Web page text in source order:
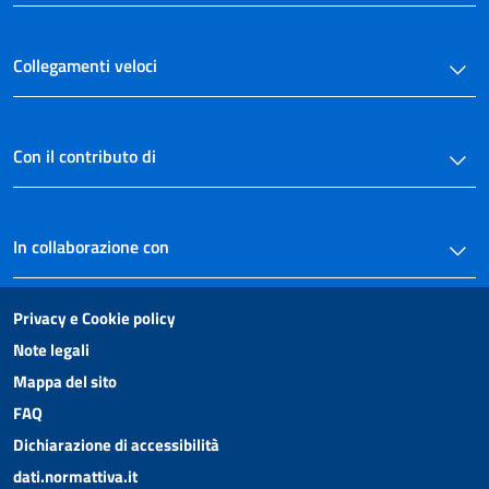
40
41 bis
42
43
44
44 bis
44 ter
45
46 bis
Collegamenti veloci
Con il contributo di
In collaborazione con
Privacy e Cookie policy
Note legali
Mappa del sito
FAQ
Dichiarazione di accessibilità
dati.normattiva.it